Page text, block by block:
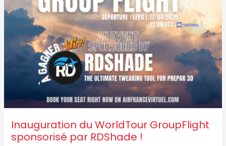
Inauguration du WorldTour GroupFlight
sponsorisé par RDShade !
par
RDShade